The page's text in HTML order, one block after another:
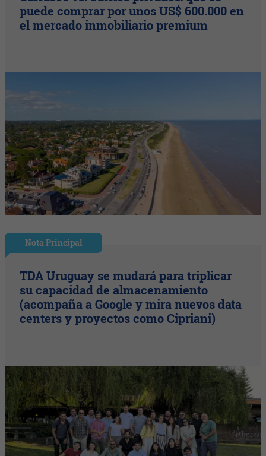
puede comprar por unos US$ 600.000 en
el mercado inmobiliario premium
Nota Principal
TDA Uruguay se mudará para triplicar
su capacidad de almacenamiento
(acompaña a Google y mira nuevos data
centers y proyectos como Cipriani)